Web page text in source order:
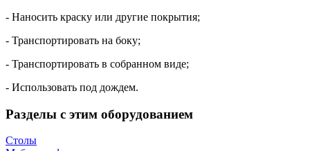
- Наносить краску или другие покрытия;
- Транспортировать на боку;
- Транспортировать в собранном виде;
- Использовать под дождем.
Разделы с этим оборудованием
Столы